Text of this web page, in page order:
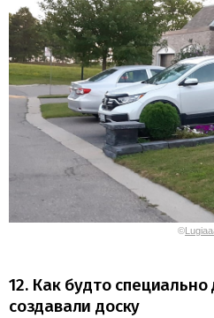
©
12. Как будто
создавали доску